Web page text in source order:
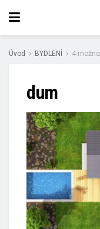
Úvod BYDLENÍ 4
dum